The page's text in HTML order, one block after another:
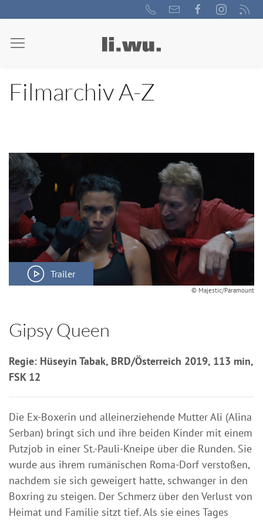
Filmarchiv A-Z
Trailer
© Majestic/Paramount
Gipsy Queen
Regie: Hüseyin Tabak, BRD/Österreich 2019, 113 min,
FSK 12
Die Ex-Boxerin und alleinerziehende Mutter Ali (Alina
Serban) bringt sich und ihre beiden Kinder mit einem
Putzjob in einer St.-Pauli-Kneipe über die Runden. Sie
wurde aus ihrem rumänischen Roma-Dorf verstoßen,
nachdem sie sich geweigert hatte, schwanger in den
Boxring zu steigen. Der Schmerz über den Verlust von
Heimat und Familie sitzt tief. Als sie eines Tages